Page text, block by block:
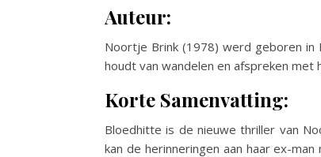
Auteur:
Noortje Brink (1978) werd geboren in
houdt van wandelen en afspreken met
Korte Samenvatting:
Bloedhitte is de nieuwe thriller van
kan de herinneringen aan haar ex-